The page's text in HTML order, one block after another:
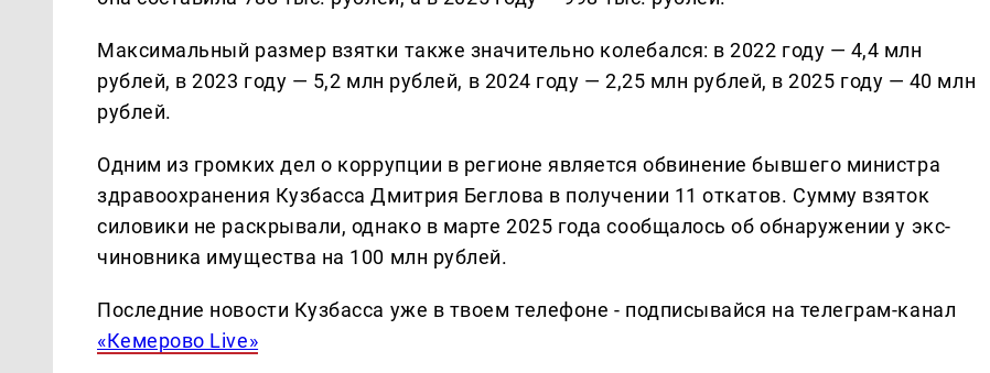
Максимальный размер взятки также значительно колебался: в 2022 году — 4,4 млн
рублей, в 2023 году — 5,2 млн рублей, в 2024 году — 2,25 млн рублей, в 2025 году — 40 млн
рублей.
Одним из громких дел о коррупции в регионе является обвинение бывшего министра
здравоохранения Кузбасса Дмитрия Беглова в получении 11 откатов. Сумму взяток
силовики не раскрывали, однако в марте 2025 года сообщалось об обнаружении у экс-
чиновника имущества на 100 млн рублей.
Последние новости Кузбасса уже в твоем телефоне - подписывайся на телеграм-канал
«Кемерово Live»